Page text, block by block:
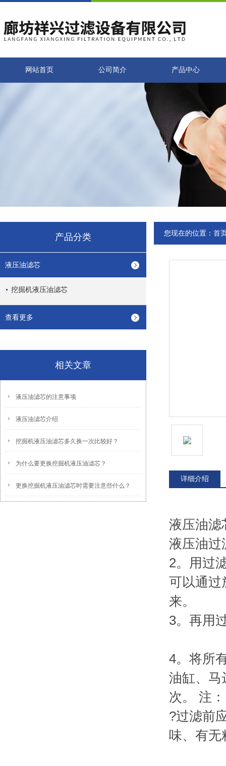
网站首页 公司简介 产品中心
产品分类
液压油滤芯
挖掘机液压油滤芯
查看更多
相关文章
液压油滤芯的注意事项
液压油滤芯介绍
挖掘机液压油滤芯多久换一次比较好？
为什么要更换挖掘机液压油滤芯？
更换挖掘机液压油滤芯时需要注意些什么？
您现在的位置： 首
详细介绍
液压油
液压油过
2。用过
可以通过
来。
3。再用
4。将所
油缸、马
次。 注：
?过滤前
味、有无